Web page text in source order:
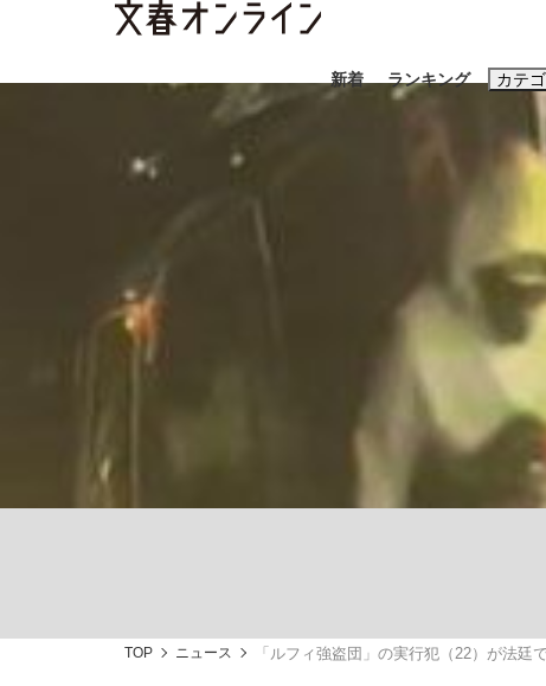
新着 ランキング カテ
ニュース
「90%は失敗する。でも…」本田圭佑が初め
おすすめのキ
#藤田晋 #三山
TOP ニュース 「ルフィ強盗団」の実行犯（22）が法廷